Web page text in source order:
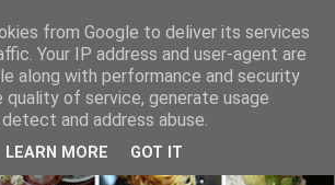
from Google to deliver its services
Your IP address and user-agent are
along with performance and security
of service, generate usage
and address abuse.
LEARN MORE GOT IT